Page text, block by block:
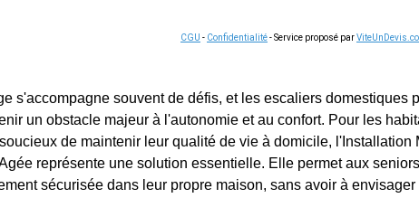
CGU - Confidentialité- Service proposé par
s'accompagne souvent de défis, et les escaliers domestiques
un obstacle majeur à l'autonomie et au confort. Pour les
de maintenir leur qualité de vie à domicile, l'Installation
représente une solution essentielle. Elle permet aux
sécurisée dans leur propre maison, sans avoir à envisager